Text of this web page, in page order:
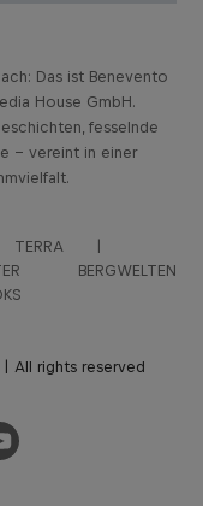
Das ist Benevento
House GmbH.
fesselnde
– vereint in einer
TERRA
BERGWELTEN
All rights reserved